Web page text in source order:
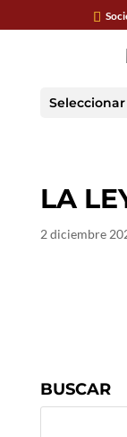
LA
2 diciembre
BUSCAR